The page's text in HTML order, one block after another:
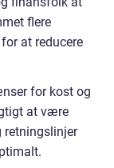
flere
at reducere
for kost og
at være
retningslinjer